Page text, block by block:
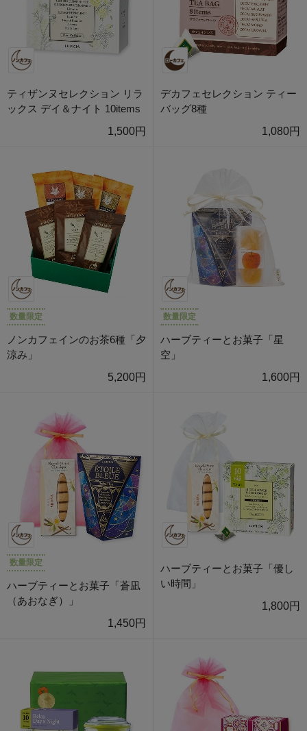
ティザンヌセレクション リラ
ックス デイ＆ナイト 10items
1,500円
デカフェセレクション ティー
バッグ8種
1,080円
数量限定
ノンカフェインのお茶6種「夕
涼み」
5,200円
数量限定
ハーブティーとお菓子「星
空」
1,600円
数量限定
ハーブティーとお菓子「蒼凪
（あおなぎ）」
1,450円
ハーブティーとお菓子「優し
い時間」
1,800円